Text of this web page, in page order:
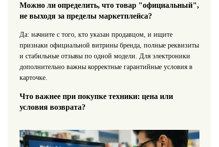
Можно ли определить, что товар "официальный",
не выходя за пределы маркетплейса?
Да: начните с того, кто указан продавцом, и ищите
признаки официальной витрины бренда, полные реквизиты
и стабильные отзывы по одной модели. Для электроники
дополнительно важны корректные гарантийные условия в
карточке.
Что важнее при покупке техники: цена или
условия возврата?